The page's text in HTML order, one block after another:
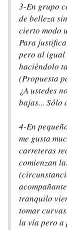
3-En grupo
de belleza
cierto modo
Para
pero al igual
haciéndolo
(Propuesta
¿A ustedes
bajas... Sólo
4-En
me gusta
carreteras
comienzan
tranquilo
tomar
la vía pero a